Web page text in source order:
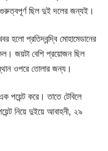
ছিল দুই দলের জন্যই।
হলো প্রতিদ্বন্দ্বি মোহামেডানের
জয়টা বেশি প্রয়োজন ছিল
ওপরে তোলার জন্য।
করে। তাতে টেবিলে
নিয়ে দুইয়ে আবাহনী, ২৯